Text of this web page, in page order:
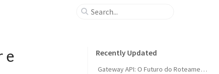
e Recently Updated
Gateway API: O Futuro do Roteamento no Kubernetes